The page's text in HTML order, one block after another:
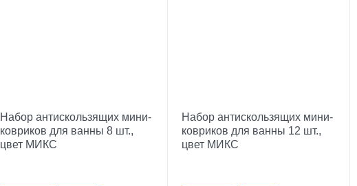
Набор антискользящих мини-
ковриков для ванны 8 шт.,
цвет МИКС
Набор антискользящих мини-
ковриков для ванны 12 шт.,
цвет МИКС